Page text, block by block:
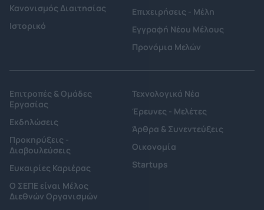
Κανονισμός Διαιτησίας
Ιστορικό
Επιχειρήσεις - Μέλη
Εγγραφή Νέου Μέλους
Προνόμια Μελών
Επιτροπές & Ομάδες
Εργασίας
Εκδηλώσεις
Προκηρύξεις -
Διαβουλεύσεις
Ευκαιρίες Καριέρας
Ο ΣΕΠΕ είναι Μέλος
Διεθνών Οργανισμών
Τεχνολογικά Νέα
Έρευνες - Μελέτες
Άρθρα & Συνεντεύξεις
Οικονομία
Startups